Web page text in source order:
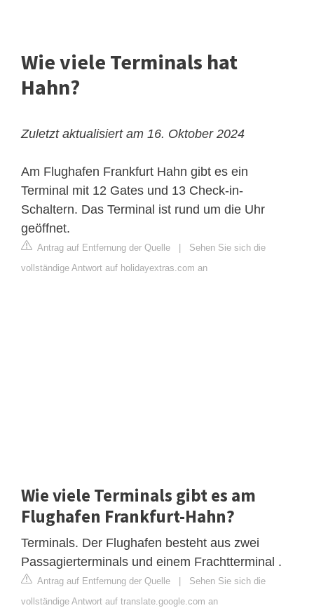
Wie viele Terminals hat
Hahn?
Zuletzt aktualisiert am 16. Oktober 2024
Am Flughafen Frankfurt Hahn gibt es ein
Terminal mit 12 Gates und 13 Check-in-
Schaltern. Das Terminal ist rund um die Uhr
geöffnet.
Antrag auf Entfernung der Quelle
Sehen Sie sich die
vollständige Antwort auf holidayextras.com an
Wie viele Terminals gibt es am
Flughafen Frankfurt-Hahn?
Terminals. Der Flughafen besteht aus zwei
Passagierterminals und einem Frachtterminal .
Antrag auf Entfernung der Quelle
Sehen Sie sich die
vollständige Antwort auf translate.google.com an